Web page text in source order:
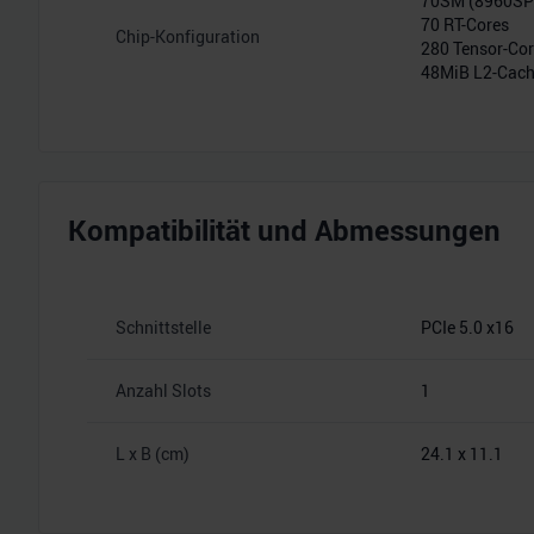
Chip-Konfiguration
70 RT-Cores
280 Tensor-
48MiB L2-
Kompatibilität und Abmessungen
Schnittstelle PCIe 5.0 x16
Anzahl Slots 1
L x B (cm) 24.1 x 11.1